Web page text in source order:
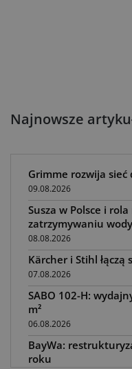
Najnowsze
Grimme rozwija sieć
09.08.2026
Susza w Polsce i
zatrzymywaniu wody
08.08.2026
Kärcher i Stihl łączą
07.08.2026
SABO 102-H:
m²
06.08.2026
BayWa:
roku